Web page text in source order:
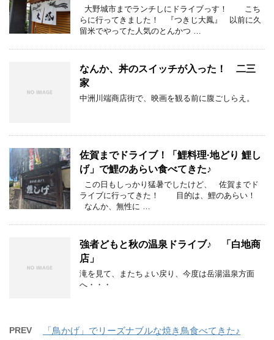
大野城市までランチしにドライブっす！ こち
らに行ってきました！ 『つきじ大鳳』 以前に久
留米でやってた人気のとんかつ …
なんか、丼のスイッチが入った！ 二三
家
中洲川端商店街で、映画を観る前に腹ごしらえ。
佐賀までドライブ！「鯉料理·地どり 鯉し
げ」で鯉のあらい食べてきた♪
この日もしっかり猛暑でしたけど、 佐賀までド
ライブに行ってきた！ 目的は、鯉のあらい！
なんか、無性に …
強者どもと秋の温泉ドライブ♪ 「白地商
店」
滝を見て、またちょい戻り、今度は岳湯温泉方面
へ・・・
PREV 「鳥かげ」でリーズナブルな焼き鳥食べてきた♪